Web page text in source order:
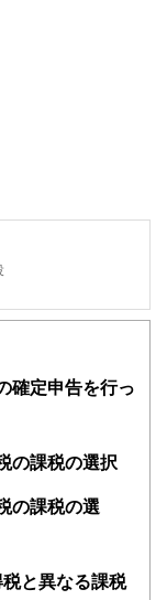
常勤講師
、社会保険庁ねんき
て広く情報発信する
、６５歳以上のリタ
歳代の若年経営者か
式投資。最近はアメ
確定申告を行っ
の課税の選択
の課税の選
と異なる課税